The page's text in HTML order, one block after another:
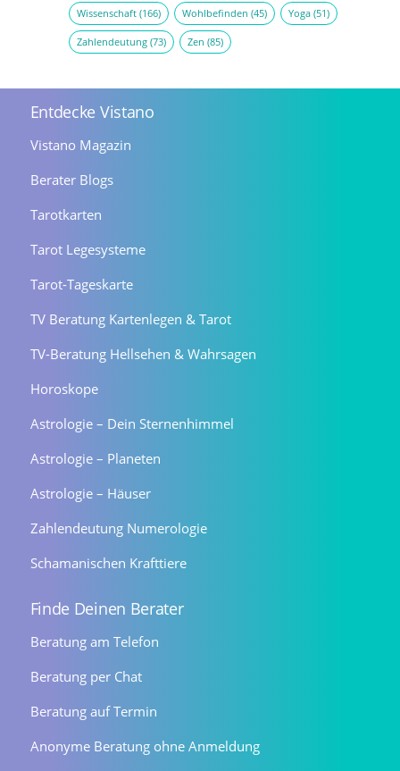
Wissenschaft(166) Wohlbefinden (45) Yoga(51)
Zahlendeutung(73) Zen (85)
Entdecke Vistano
Vistano Magazin
Berater Blogs
Tarotkarten
Tarot Legesysteme
Tarot-Tageskarte
TV Beratung Kartenlegen & Tarot
TV-Beratung Hellsehen & Wahrsagen
Horoskope
Astrologie – Dein Sternenhimmel
Astrologie – Planeten
Astrologie – Häuser
Zahlendeutung Numerologie
Schamanischen Krafttiere
Finde Deinen Berater
Beratung am Telefon
Beratung per Chat
Beratung auf Termin
Anonyme Beratung ohne Anmeldung